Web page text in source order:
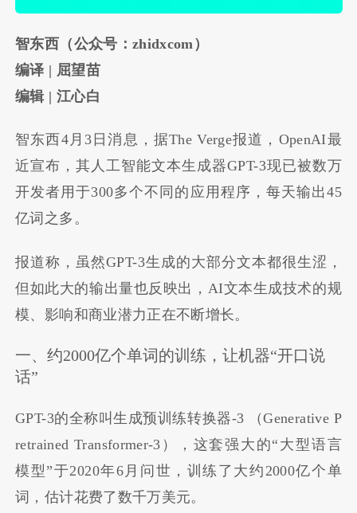
智东西（公众号：zhidxcom）
编译 | 屈望苗
编辑| 江心白
智东西4月3日消息，据The Verge报道，OpenAI最
近宣布，其人工智能文本生成器GPT-3现已被数万
开发者用于300多个不同的应用程序，每天输出45
亿词之多。
报道称，虽然GPT-3生成的大部分文本都很生涩，
但如此大的输出量也反映出，AI文本生成技术的规
模、影响和商业潜力正在不断增长。
一、约2000亿个单词的训练，让机器“开口说
话”
GPT-3的全称叫生成预训练转换器-3 （Generative P
retrained Transformer-3），这套强大的“大型语言
模型”于2020年6月问世，训练了大约2000亿个单
词，估计花费了数千万美元。